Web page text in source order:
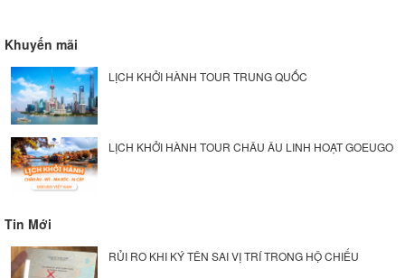
Khuyến mãi
LỊCH KHỞI HÀNH TOUR TRUNG QUỐC
LỊCH KHỞI HÀNH TOUR CHÂU ÂU LINH HOẠT GOEUGO
Tin Mới
RỦI RO KHI KÝ TÊN SAI VỊ TRÍ TRONG HỘ CHIẾU